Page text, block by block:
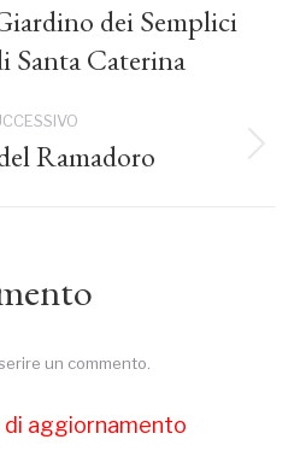
precedente:
dei Semplici
Santa Caterina
Prossimo
Ramadoro
un commento.
di aggiornamento